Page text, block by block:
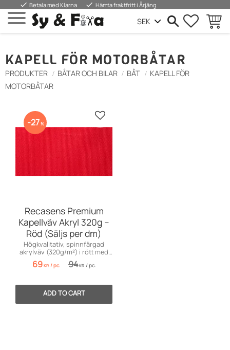
Menu
done Betala med Klarna done Hämta fraktfritt i Årjäng
KAPELL FÖR MOTORBÅTAR
PRODUKTER BÅTAR OCH BILAR BÅT
KAPELL FÖR
MOTORBÅTAR
Recasens Premium
Kapellväv Akryl 320g –
Röd (Säljs per dm)
Högkvalitativ, spinnfärgad
akrylväv (320g/m²) i rött med
maximal färgäkthet och PU-
coating. Premium!
69KR /pc. 94KR /pc.
27% Add to favorites